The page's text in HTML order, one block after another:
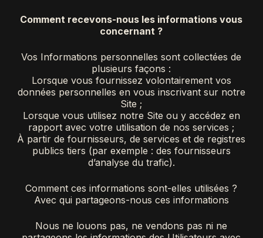
Comment recevons-nous les informations vous
concernant ?
Vos Informations personnelles sont collectées de
plusieurs façons :
Lorsque vous fournissez volontairement vos
données personnelles en vous inscrivant sur notre
Site ;
Lorsque vous utilisez notre Site ou y accédez en
rapport avec votre utilisation de nos services ;
À partir de fournisseurs, de services et de registres
publics tiers (par exemple : des fournisseurs
d’analyse du trafic).
Comment ces informations sont-elles utilisées ?
Avec qui partageons-nous ces informations
Nous ne louons pas, ne vendons pas ni ne